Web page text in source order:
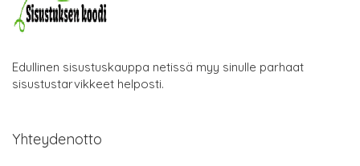
Edullinen sisustuskauppa netissä myy sinulle parhaat
sisustustarvikkeet helposti.
Yhteydenotto